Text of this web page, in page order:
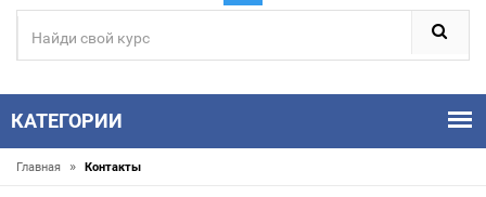
КАТЕГОРИИ
Главная » Контакты